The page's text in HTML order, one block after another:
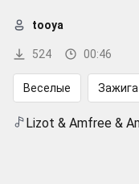
524 00:46
tooya
Веселые
Lizot & Amfree &